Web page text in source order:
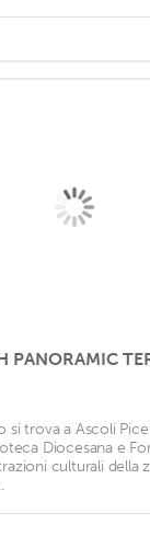
si trova a Ascoli
Diocesana e
culturali della